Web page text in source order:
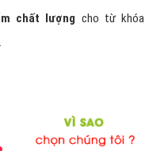
chất lượng cho từ khóa